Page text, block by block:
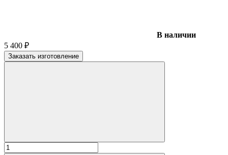
В наличии
5 400 ₽
Заказать изготовление